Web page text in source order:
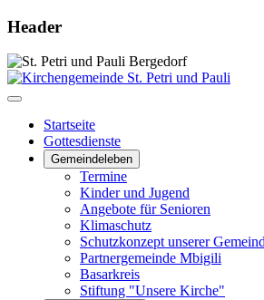
Header
Startseite
Gottesdienste
Gemeindeleben
Termine
Kinder und Jugend
Angebote für Senioren
Klimaschutz
Schutzkonzept unserer
Partnergemeinde Mbigili
Basarkreis
Stiftung "Unsere Kirche"